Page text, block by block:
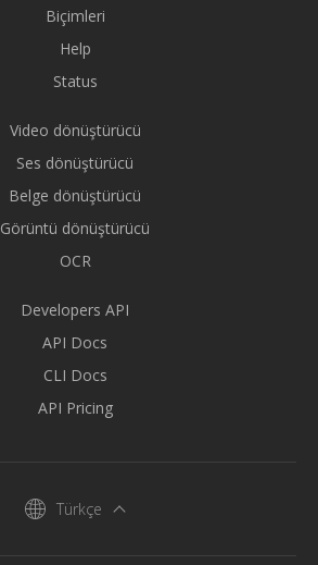
Biçimleri
Help
Status
Video dönüştürücü
Ses dönüştürücü
Belge dönüştürücü
Görüntü dönüştürücü
OCR
Developers API
API Docs
CLI Docs
API Pricing
Türkçe